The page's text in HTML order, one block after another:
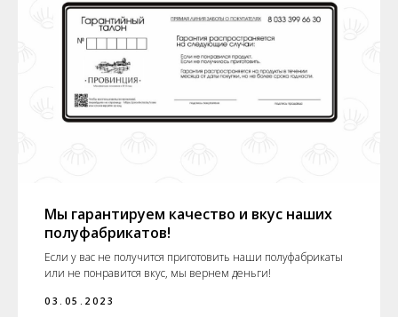
Мы гарантируем качество и вкус наших
полуфабрикатов!
Если у вас не получится приготовить наши полуфабрикаты
или не понравится вкус, мы вернем деньги!
03.05.2023